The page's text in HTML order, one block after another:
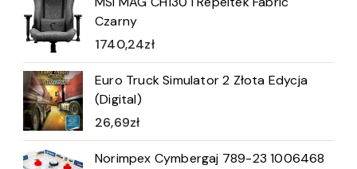
Czarny
1740,24zł
Euro Truck Simulator 2 Złota Edycja
(Digital)
26,69zł
Norimpex Cymbergaj 789-23 1006468